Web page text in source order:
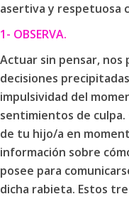
asertiva y respetuosa
1- OBSERVA.
Actuar sin pensar, nos
decisiones
impulsividad del
sentimientos de
de tu hijo/a en
información sobre
posee para
dicha rabieta. Estos